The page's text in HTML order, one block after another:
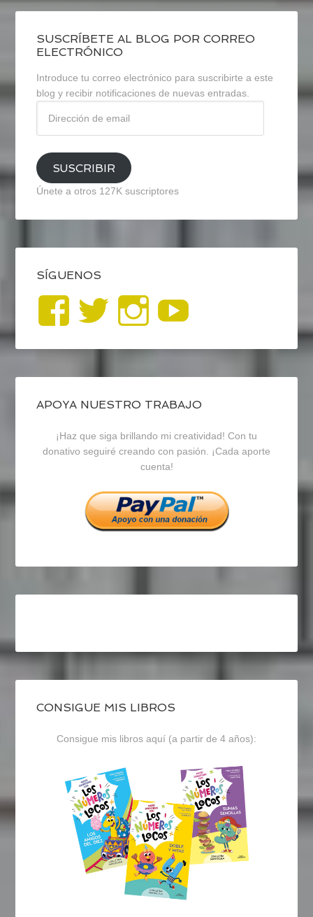
SUSCRÍBETE AL BLOG POR CORREO
ELECTRÓNICO
Introduce tu correo electrónico para suscribirte a este
blog y recibir notificaciones de nuevas entradas.
email
SUSCRIBIR
Únete a otros 127K suscriptores
SÍGUENOS
Ver
perfil
de
blogrecursosep
en
Facebook
Ver
perfil
de
recursosep
en
Twitter
Ver
perfil
de
recursosep
en
Instagram
APOYA NUESTRO TRABAJO
¡Haz que siga brillando mi creatividad! Con tu
donativo seguiré creando con pasión. ¡Cada aporte
cuenta!
CONSIGUE MIS LIBROS
Consigue mis libros aquí (a partir de 4 años):